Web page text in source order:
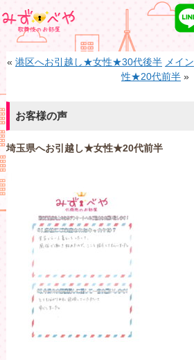
« 港区へお引越し★女性★30代後半 メイン
性★20代前半»
お客様の声
埼玉県へお引越し★女性★20代前半